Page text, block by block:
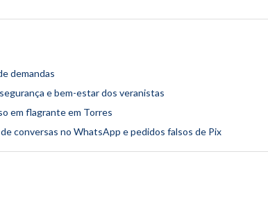
demandas
e bem-estar dos veranistas
em flagrante em Torres
conversas no WhatsApp e pedidos falsos de Pix